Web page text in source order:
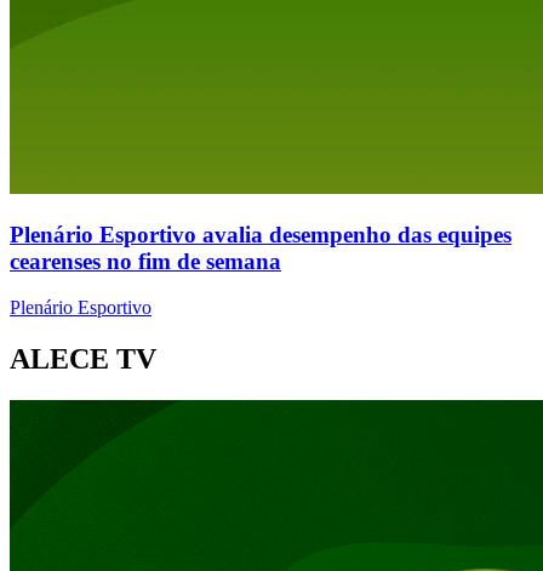
Plenário Esportivo avalia desempenho das equipes
cearenses no fim de semana
Plenário Esportivo
ALECE TV